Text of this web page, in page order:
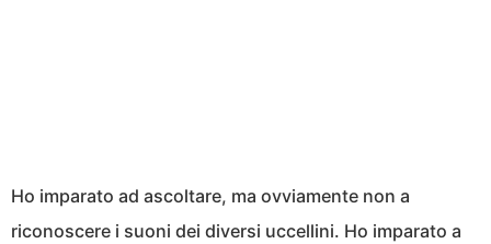
Ho imparato ad ascoltare, ma ovviamente non a
riconoscere i suoni dei diversi uccellini. Ho imparato a